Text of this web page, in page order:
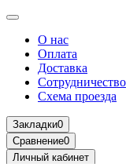
О нас
Оплата
Доставка
Сотрудничество
Схема проезда
Закладки0
Сравнение0
Личный кабинет